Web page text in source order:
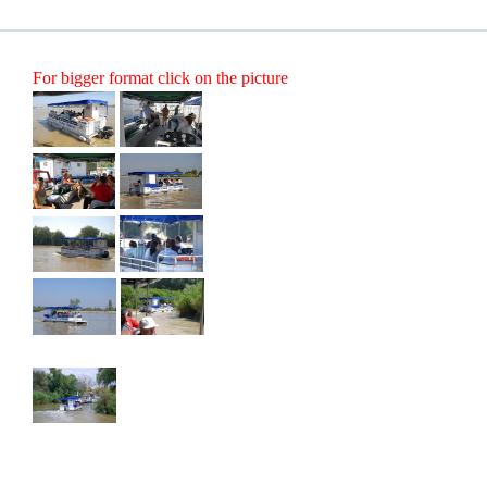
For bigger format click on the picture